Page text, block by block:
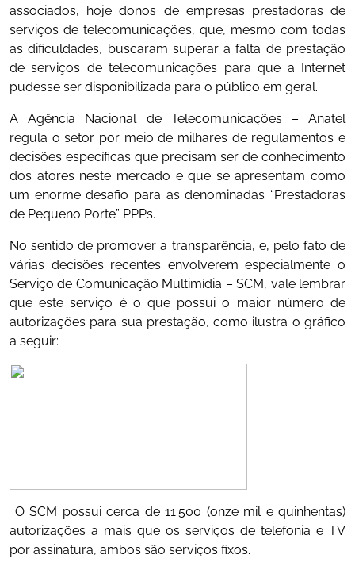
associados, hoje donos de empresas prestadoras de
serviços de telecomunicações, que, mesmo com todas
as dificuldades, buscaram superar a falta de prestação
de serviços de telecomunicações para que a Internet
pudesse ser disponibilizada para o público em geral.
A Agência Nacional de Telecomunicações – Anatel
regula o setor por meio de milhares de regulamentos e
decisões específicas que precisam ser de conhecimento
dos atores neste mercado e que se apresentam como
um enorme desafio para as denominadas “Prestadoras
de Pequeno Porte” PPPs.
No sentido de promover a transparência, e, pelo fato de
várias decisões recentes envolverem especialmente o
Serviço de Comunicação Multimídia – SCM, vale lembrar
que este serviço é o que possui o maior número de
autorizações para sua prestação, como ilustra o gráfico
a seguir:
O SCM possui cerca de 11.500 (onze mil e quinhentas)
autorizações a mais que os serviços de telefonia e TV
por assinatura, ambos são serviços fixos.